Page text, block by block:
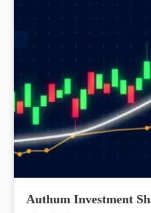
Authum Investment